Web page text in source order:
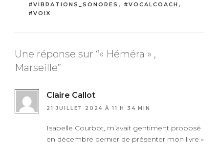
#VIBRATIONS_SONORES , #VOCALCOACH ,
#VOIX
Une réponse sur “« Héméra » ,
Marseille”
Claire Callot
21 JUILLET 2024 À 11 H 34 MIN
Isabelle Courbot, m’avait gentiment proposé
en décembre dernier de présenter mon livre «